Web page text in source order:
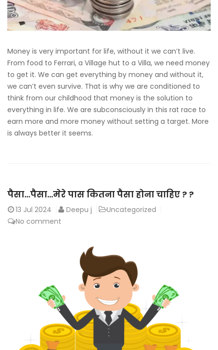
Money is very important for life, without it we can’t live.
From food to Ferrari, a Village hut to a Villa, we need money
to get it. We can get everything by money and without it,
we can’t even survive. That is why we are conditioned to
think from our childhood that money is the solution to
everything in life. We are subconsciously in this rat race to
earn more and more money without setting a target. More
is always better it seems.
पैसा…पैसा…मेरे पास कितना पैसा होना चाहिए ? ?
13 Jul 2024 Deepu j
Uncategorized
No comment